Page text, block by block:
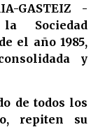
GASTEIZ -
Sociedad
el año 1985,
y
de todos los
repiten su